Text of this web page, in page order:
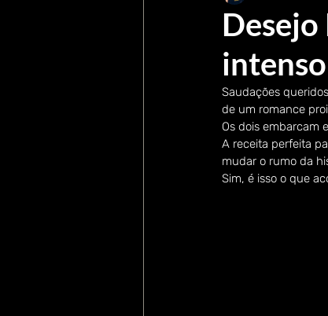
Saudações
de um romance
Os dois embarcam
A receita perfeita
mudar o rumo da
Sim, é isso o que